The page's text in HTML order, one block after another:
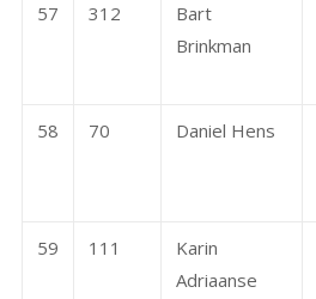
57 312
Bart
Brinkman
58 70 Daniel Hens
59 111
Karin
Adriaanse